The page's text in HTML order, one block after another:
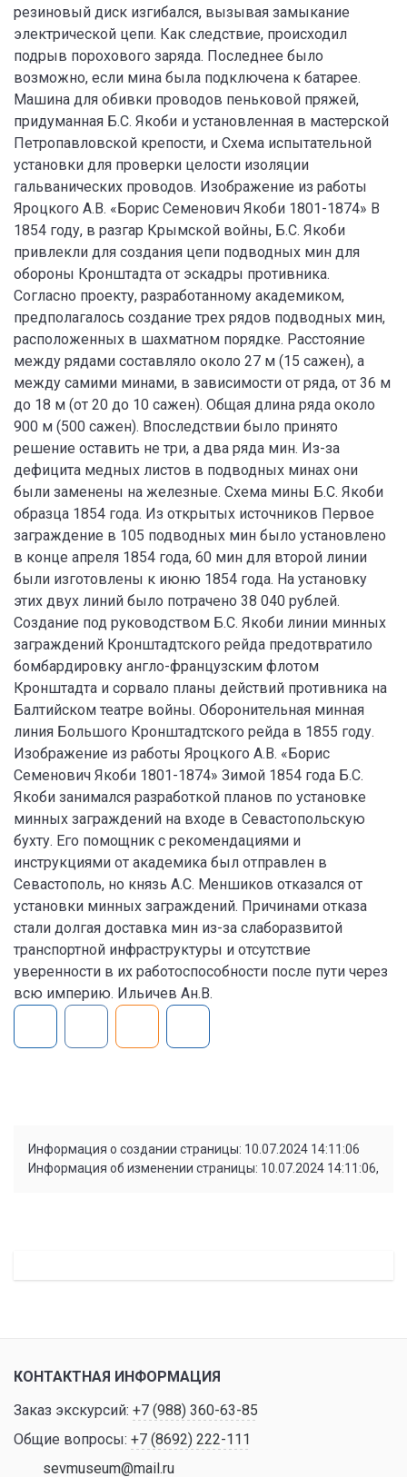
резиновый диск изгибался, вызывая замыкание
электрической цепи. Как следствие, происходил
подрыв порохового заряда. Последнее было
возможно, если мина была подключена к батарее.
Машина для обивки проводов пеньковой пряжей,
придуманная Б.С. Якоби и установленная в мастерской
Петропавловской крепости, и Схема испытательной
установки для проверки целости изоляции
гальванических проводов. Изображение из работы
Яроцкого А.В. «Борис Семенович Якоби 1801-1874» В
1854 году, в разгар Крымской войны, Б.С. Якоби
привлекли для создания цепи подводных мин для
обороны Кронштадта от эскадры противника.
Согласно проекту, разработанному академиком,
предполагалось создание трех рядов подводных мин,
расположенных в шахматном порядке. Расстояние
между рядами составляло около 27 м (15 сажен), а
между самими минами, в зависимости от ряда, от 36 м
до 18 м (от 20 до 10 сажен). Общая длина ряда около
900 м (500 сажен). Впоследствии было принято
решение оставить не три, а два ряда мин. Из-за
дефицита медных листов в подводных минах они
были заменены на железные. Схема мины Б.С. Якоби
образца 1854 года. Из открытых источников Первое
заграждение в 105 подводных мин было установлено
в конце апреля 1854 года, 60 мин для второй линии
были изготовлены к июню 1854 года. На установку
этих двух линий было потрачено 38 040 рублей.
Создание под руководством Б.С. Якоби линии минных
заграждений Кронштадтского рейда предотвратило
бомбардировку англо-французским флотом
Кронштадта и сорвало планы действий противника на
Балтийском театре войны. Оборонительная минная
линия Большого Кронштадтского рейда в 1855 году.
Изображение из работы Яроцкого А.В. «Борис
Семенович Якоби 1801-1874» Зимой 1854 года Б.С.
Якоби занимался разработкой планов по установке
минных заграждений на входе в Севастопольскую
бухту. Его помощник с рекомендациями и
инструкциями от академика был отправлен в
Севастополь, но князь А.С. Меншиков отказался от
установки минных заграждений. Причинами отказа
стали долгая доставка мин из-за слаборазвитой
транспортной инфраструктуры и отсутствие
уверенности в их работоспособности после пути через
всю империю. Ильичев Ан.В.
Информация о создании страницы: 10.07.2024 14:11:06
Информация об изменении страницы: 10.07.2024 14:11:06,
КОНТАКТНАЯ ИНФОРМАЦИЯ
Заказ экскурсий: +7 (988) 360-63-85
Общие вопросы: +7 (8692) 222-111
sevmuseum@mail.ru